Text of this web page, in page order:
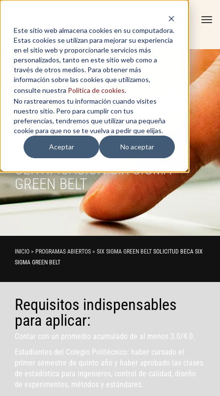
Este sitio web almacena cookies en su computadora.
Estas cookies se utilizan para mejorar su experiencia
en el sitio web y proporcionarle servicios más
personalizados, tanto en este sitio web como a
través de otros medios. Para obtener más
información sobre las cookies que utilizamos,
consulte nuestra Política de cookies.
No rastrearemos tu información cuando visites
nuestro sitio. Pero para cumplir con tus
preferencias, tendremos que utilizar una pequeña
cookie para que no se te vuelva a pedir que elijas.
Aceptar
No aceptar
SOLICITUD BECA:
CERTIFICACIÓN SIX SIGMA
GREEN BELT
INICIO > PROGRAMAS ABIERTOS > SIX SIGMA GREEN BELT SOLICITUD BECA SIX
SIGMA GREEN BELT
Requisitos indispensables
para aplicar:
Contar con un promedio acumulado de al menos 3.0/4.0.
Estudiantes del Colegio Politécnico: haber cursado el
primer semestre de quinto año y haber aprobado las clases
de estadística para ingenieros, control de calidad, diseño
de experimentos, métodos y estándares.